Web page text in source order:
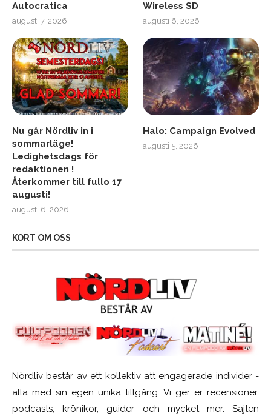
Autocratica
augusti 7, 2026
Wireless SD
augusti 6, 2026
Nu går Nördliv in i
sommarläge!
Ledighetsdags för
redaktionen !
Återkommer till fullo 17
augusti!
augusti 6, 2026
Halo: Campaign Evolved
augusti 5, 2026
KORT OM OSS
Nördliv består av ett kollektiv att engagerade individer -
alla med sin egen unika tillgång. Vi ger er recensioner,
podcasts, krönikor, guider och mycket mer. Sajten